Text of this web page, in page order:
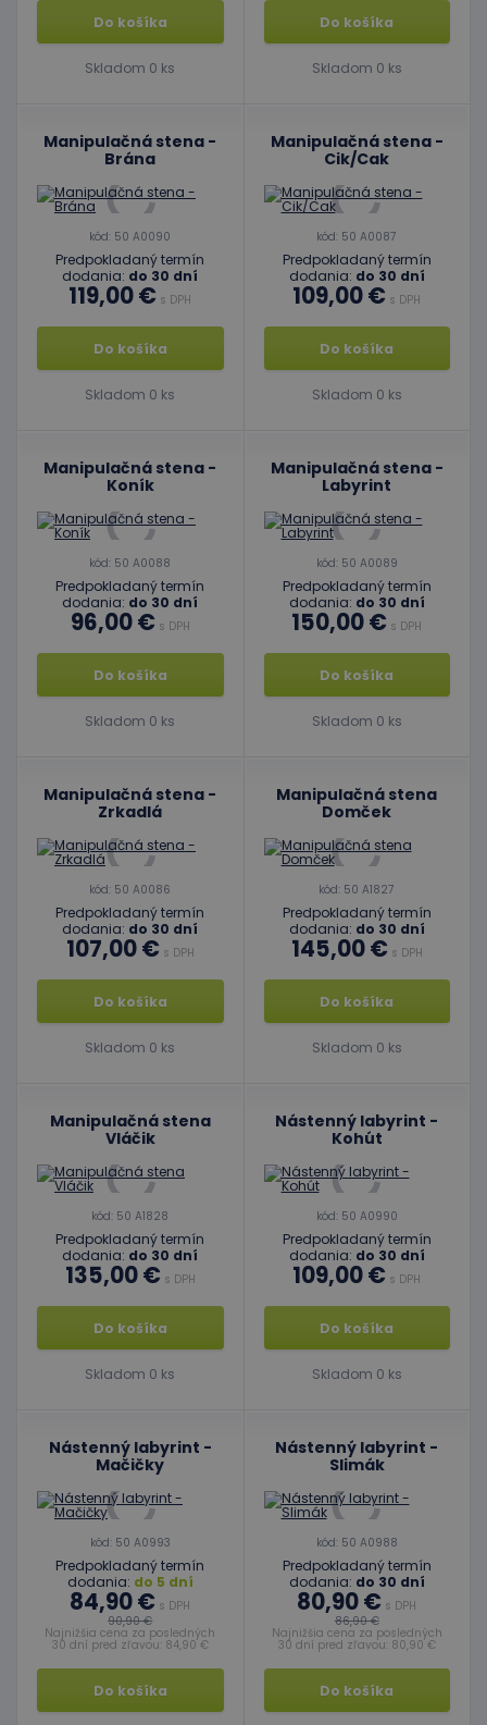
Do košíka
Skladom 0 ks
Do košíka
Skladom 0 ks
Manipulačná stena -
Brána
kód: 50 A0090
Predpokladaný termín
dodania: do 30 dní
119,00 € s DPH
Do košíka
Skladom 0 ks
Manipulačná stena -
Cik/Cak
kód: 50 A0087
Predpokladaný termín
dodania: do 30 dní
109,00 € s DPH
Do košíka
Skladom 0 ks
Manipulačná stena -
Koník
kód: 50 A0088
Predpokladaný termín
dodania: do 30 dní
96,00 € s DPH
Do košíka
Skladom 0 ks
Manipulačná stena -
Labyrint
kód: 50 A0089
Predpokladaný termín
dodania: do 30 dní
150,00 € s DPH
Do košíka
Skladom 0 ks
Manipulačná stena -
Zrkadlá
kód: 50 A0086
Predpokladaný termín
dodania: do 30 dní
107,00 € s DPH
Do košíka
Skladom 0 ks
Manipulačná stena
Domček
kód: 50 A1827
Predpokladaný termín
dodania: do 30 dní
145,00 € s DPH
Do košíka
Skladom 0 ks
Manipulačná stena
Vláčik
kód: 50 A1828
Predpokladaný termín
dodania: do 30 dní
135,00 € s DPH
Do košíka
Skladom 0 ks
Nástenný labyrint -
Kohút
kód: 50 A0990
Predpokladaný termín
dodania: do 30 dní
109,00 € s DPH
Do košíka
Skladom 0 ks
Nástenný labyrint -
Mačičky
kód: 50 A0993
Predpokladaný termín
dodania: do 5 dní
84,90 € s DPH
90,90 €
Najnižšia cena za posledných
30 dní pred zľavou: 84,90 €
Do košíka
Nástenný labyrint -
Slimák
kód: 50 A0988
Predpokladaný termín
dodania: do 30 dní
80,90 € s DPH
86,90 €
Najnižšia cena za posledných
30 dní pred zľavou: 80,90 €
Do košíka